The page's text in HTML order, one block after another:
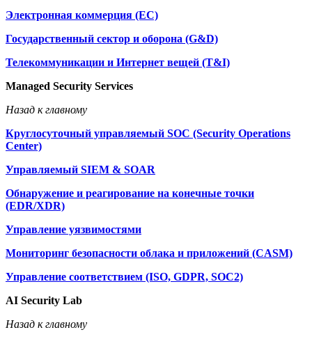
Электронная коммерция (EC)
Государственный сектор и оборона (G&D)
Телекоммуникации и Интернет вещей (T&I)
Managed Security Services
Назад к главному
Круглосуточный управляемый SOC (Security Operations
Center)
Управляемый SIEM & SOAR
Обнаружение и реагирование на конечные точки
(EDR/XDR)
Управление уязвимостями
Мониторинг безопасности облака и приложений (CASM)
Управление соответствием (ISO, GDPR, SOC2)
AI Security Lab
Назад к главному